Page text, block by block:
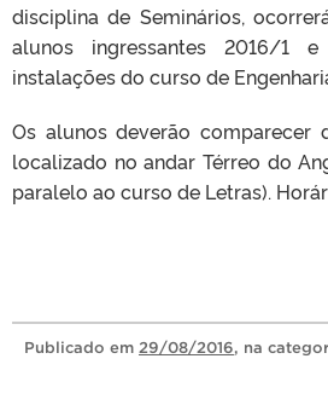
disciplina de Seminários,
alunos ingressantes 2016/1
instalações do curso de
Os alunos deverão comparecer
localizado no andar Térreo do
paralelo ao curso de Letras).
Publicado em 29/08/2016, na